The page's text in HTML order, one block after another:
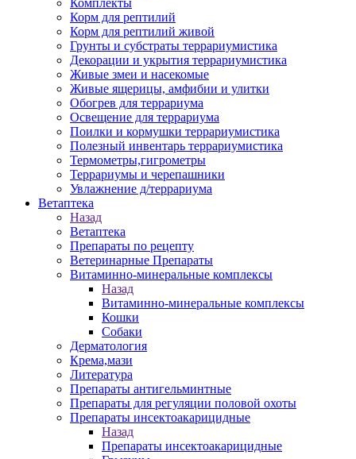
Комплекты
Корм для рептилий
Корм для рептилий живой
Грунты и субстраты террариумистика
Декорации и укрытия террариумистика
Живые змеи и насекомые
Живые ящерицы, амфибии и улитки
Обогрев для террариума
Освещение для террариума
Поилки и кормушки террариумистика
Полезный инвентарь террариумистика
Термометры,гигрометры
Террариумы и черепашники
Увлажнение д/террариума
Ветаптека
Назад
Ветаптека
Препараты по рецепту
Ветеринарные Препараты
Витаминно-минеральные комплексы
Назад
Витаминно-минеральные комплексы
Кошки
Собаки
Дерматология
Крема,мази
Литература
Препараты антигельминтные
Препараты для регуляции половой охоты
Препараты инсектоакарицидные
Назад
Препараты инсектоакарицидные